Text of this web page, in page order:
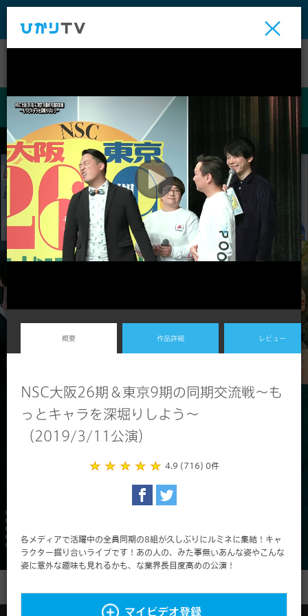
ビデオ
概要 作品詳細 レビュー
NSC大阪26期＆東京9期の同期交流戦～も
っとキャラを深堀りしよう～
（2019/3/11公演）
4.9 (716) 0件
各メディアで活躍中の全員同期の8組が久しぶりにルミネに集結！キャ
ラクター掘り合いライブです！あの人の、みた事無いあんな姿やこんな
姿に意外な趣味も見れるかも、な業界長目度高めの公演！
マイビデオ登録